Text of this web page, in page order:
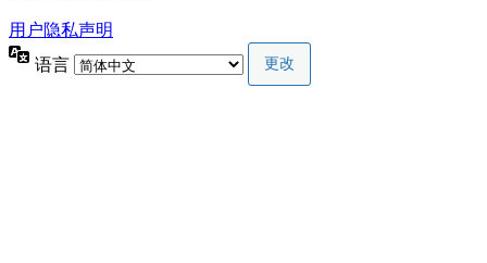
用户隐私声明
语言